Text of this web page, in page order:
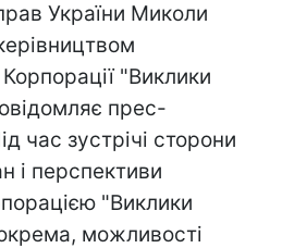
України Миколи
"Виклики
прес-
час зустрічі сторони
і перспективи
"Виклики
можливості